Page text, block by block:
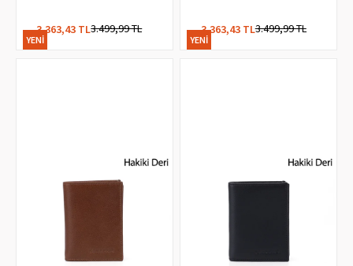
3.363,43 TL3.499,99 TL
YENI
3.363,43 TL3.499,99 TL
YENI